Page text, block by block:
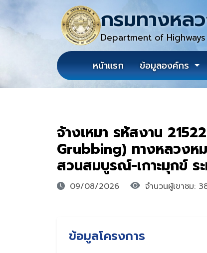
กรมทางหล
Department of Highways
หน้าแรก ข้อมูลองค์กร
จ้างเหมา รหัสงาน
Grubbing) ทางหลวงห
สวนสมบูรณ์-เกาะมุกข์ ร
09/08/2026 จำนวนผู้เขาชม:
ข้อมูลโครงการ